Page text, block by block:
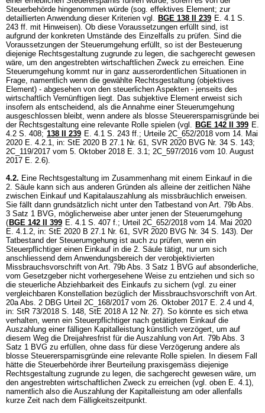
Steuerbehörde hingenommen würde (sog. effektives Element; zur
detaillierten Anwendung dieser Kriterien vgl. BGE 138 II 239 E. 4.1 S.
243 ff. mit Hinweisen). Ob diese Voraussetzungen erfüllt sind, ist
aufgrund der konkreten Umstände des Einzelfalls zu prüfen. Sind die
Voraussetzungen der Steuerumgehung erfüllt, so ist der Besteuerung
diejenige Rechtsgestaltung zugrunde zu legen, die sachgerecht gewesen
wäre, um den angestrebten wirtschaftlichen Zweck zu erreichen. Eine
Steuerumgehung kommt nur in ganz ausserordentlichen Situationen in
Frage, namentlich wenn die gewählte Rechtsgestaltung (objektives
Element) - abgesehen von den steuerlichen Aspekten - jenseits des
wirtschaftlich Vernünftigen liegt. Das subjektive Element erweist sich
insofern als entscheidend, als die Annahme einer Steuerumgehung
ausgeschlossen bleibt, wenn andere als blosse Steuerersparnisgründe bei
der Rechtsgestaltung eine relevante Rolle spielen (vgl. BGE 142 II 399 E.
4.2 S. 408; 138 II 239 E. 4.1 S. 243 ff.; Urteile 2C_652/2018 vom 14. Mai
2020 E. 4.2.1, in: StE 2020 B 27.1 Nr. 61, SVR 2020 BVG Nr. 34 S. 143;
2C_119/2017 vom 5. Oktober 2018 E. 3.1; 2C_597/2016 vom 10. August
2017 E. 2.6).
4.2. Eine Rechtsgestaltung im Zusammenhang mit einem Einkauf in die
2. Säule kann sich aus anderen Gründen als alleine der zeitlichen Nähe
zwischen Einkauf und Kapitalauszahlung als missbräuchlich erweisen.
Sie fällt dann grundsätzlich nicht unter den Tatbestand von Art. 79b Abs.
3 Satz 1 BVG, möglicherweise aber unter jenen der Steuerumgehung
( BGE 142 II 399 E. 4.1 S. 407 f.; Urteil 2C_652/2018 vom 14. Mai 2020
E. 4.1.2, in: StE 2020 B 27.1 Nr. 61, SVR 2020 BVG Nr. 34 S. 143). Der
Tatbestand der Steuerumgehung ist auch zu prüfen, wenn ein
Steuerpflichtiger einen Einkauf in die 2. Säule tätigt, nur um sich
anschliessend dem Anwendungsbereich der verobjektivierten
Missbrauchsvorschrift von Art. 79b Abs. 3 Satz 1 BVG auf absonderliche,
vom Gesetzgeber nicht vorhergesehene Weise zu entziehen und sich so
die steuerliche Abziehbarkeit des Einkaufs zu sichern (vgl. zu einer
vergleichbaren Konstellation bezüglich der Missbrauchsvorschrift von Art.
20a Abs. 2 DBG Urteil 2C_168/2017 vom 26. Oktober 2017 E. 2.4 und 4,
in: StR 73/2018 S. 148, StE 2018 A 12 Nr. 27). So könnte es sich etwa
verhalten, wenn ein Steuerpflichtiger nach getätigtem Einkauf die
Auszahlung einer fälligen Kapitalleistung künstlich verzögert, um auf
diesem Weg die Dreijahresfrist für die Auszahlung von Art. 79b Abs. 3
Satz 1 BVG zu erfüllen, ohne dass für diese Verzögerung andere als
blosse Steuerersparnisgründe eine relevante Rolle spielen. In diesem Fall
hätte die Steuerbehörde ihrer Beurteilung praxisgemäss diejenige
Rechtsgestaltung zugrunde zu legen, die sachgerecht gewesen wäre, um
den angestrebten wirtschaftlichen Zweck zu erreichen (vgl. oben E. 4.1),
namentlich also die Auszahlung der Kapitalleistung am oder allenfalls
kurze Zeit nach dem Fälligkeitszeitpunkt.